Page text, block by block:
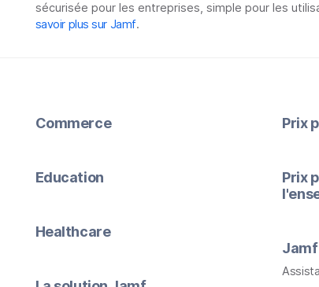
sécurisée pour les entreprises, simple pour les
savoir plus sur Jamf.
Commerce
Education
Healthcare
Prix
Prix